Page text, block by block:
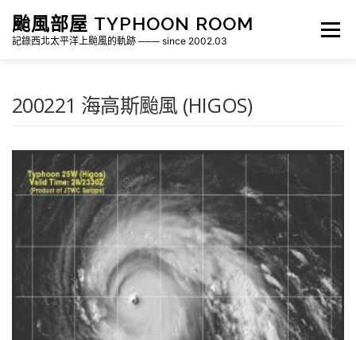
颱風部屋 TYPHOON ROOM
記錄西北太平洋上颱風的軌跡 ─── since 2002.03
選單
各地瞬間風速紀錄 侵台颱風新聞剪報 氣象相關資源
200221 海高斯颱風 (HIGOS)